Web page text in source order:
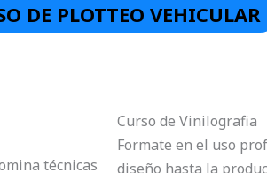
DE PLOTTEO VEHICULAR
técnicas
Curso de Vinilografia
Formate en el uso
diseño hasta la